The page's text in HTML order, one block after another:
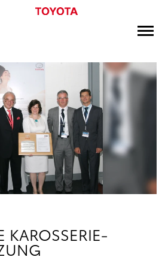
KAROSSERIE-